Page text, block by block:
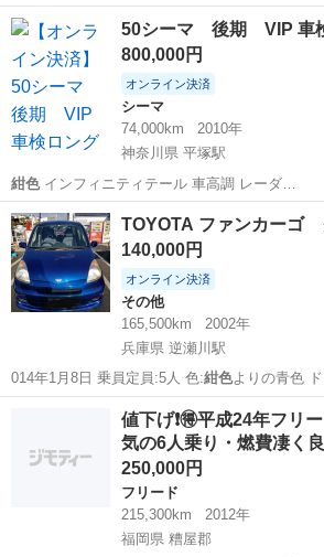
れ、シート…
愛知 ムーヴ ムーブ
50シーマ 後期 VIP 車
800,000円
オンライン決済
シーマ
74,000km
2010年
神奈川県 平塚駅
紺色インフィニティテール 車高調 レーダ…
神奈川 平塚市 VIP
TOYOTA ファンカーゴ
140,000円
オンライン決済
その他
165,500km
2002年
兵庫県 逆瀬川駅
014年1月8日 乗員定員:5人 色:紺色よりの青色
…
逆瀬川駅 その他 走
値下げ❗🉐️平成24年フリ
気の6人乗り・燃費凄く
250,000円
フリード
215,300km
2012年
福岡県 糟屋郡